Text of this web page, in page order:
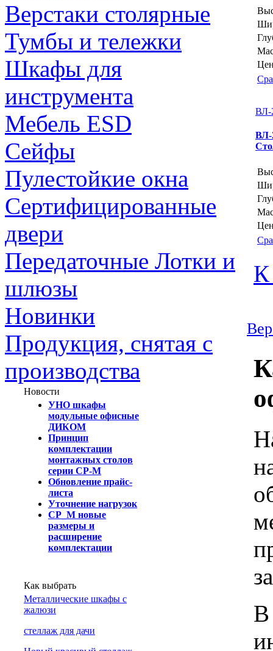
Верстаки столярные
Тумбы и тележки
Шкафы для
инструмента
Мебель ESD
Сейфы
Пулестойкие окна
Сертифицированные
двери
Передаточные Лотки и
шлюзы
Новинки
Продукция, снятая с
производства
Новости
УНО шкафы
модульные офисные
ДИКОМ
Принцип
комплектации
монтажных столов
серии СР-М
Обновление прайс-
листа
Уточнение нагрузок
СР_М новые
размеры и
расширение
комплектации
Как выбрать
Металлические шкафы с
жалюзи
cтеллаж для дачи
ВЛ-
К
В